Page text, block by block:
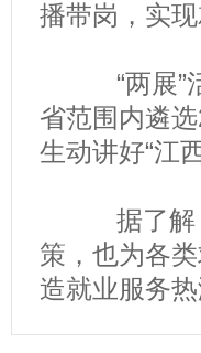
播带岗，实现
“两展”活
省范围内遴
生动讲好“江
据了解，
策，也为各
造就业服务